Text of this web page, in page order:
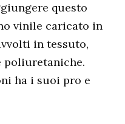
questo
vinile caricato in
in tessuto,
poliuretaniche.
ha i suoi pro e